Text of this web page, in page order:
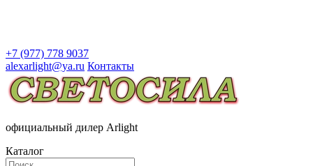
+7 (977) 778 9037
alexarlight@ya.ru Контакты
официальный дилер Arlight
Каталог